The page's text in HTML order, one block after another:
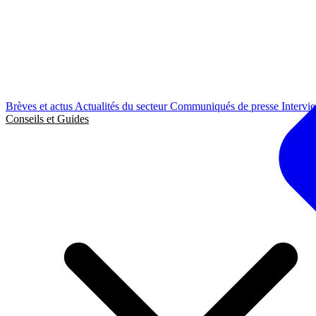
Brèves et actus Actualités du secteurCommuniqués de presse
Conseils et Guides